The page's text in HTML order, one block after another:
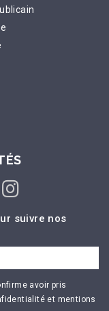
suivre nos
avoir pris
et mentions